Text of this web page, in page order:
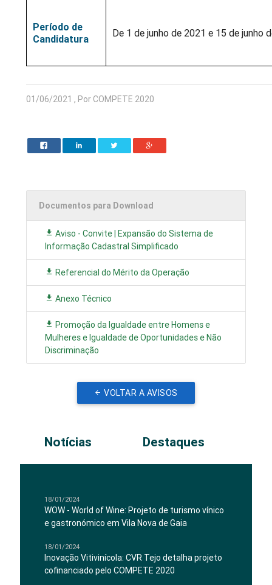
Período de
Candidatura
De 1 de junho de 2021 e 15 de junho
01/06/2021 , Por COMPETE 2020
Documentos para Download
Aviso - Convite | Expansão do Sistema de
Informação Cadastral Simplificado
Referencial do Mérito da Operação
Anexo Técnico
Promoção da Igualdade entre Homens e
Mulheres e Igualdade de Oportunidades e Não
Discriminação
VOLTAR A AVISOS
Notícias Destaques
18/01/2024
WOW - World of Wine: Projeto de turismo vínico
e gastronómico em Vila Nova de Gaia
18/01/2024
Inovação Vitivinícola: CVR Tejo detalha projeto
cofinanciado pelo COMPETE 2020